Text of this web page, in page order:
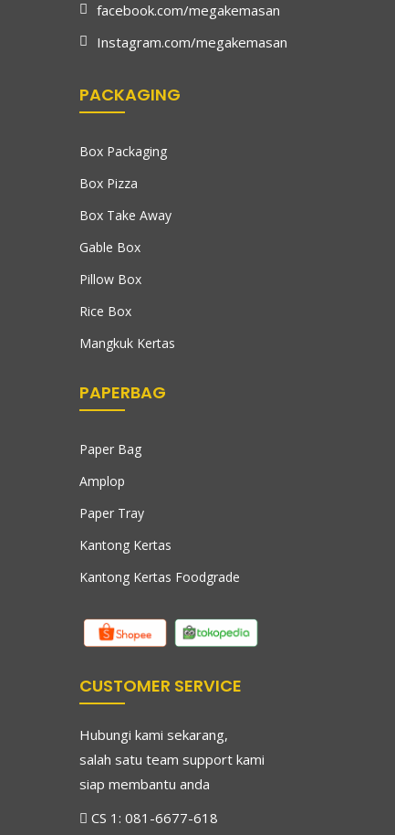
facebook.com/megakemasan
Instagram.com/megakemasan
PACKAGING
Box Packaging
Box Pizza
Box Take Away
Gable Box
Pillow Box
Rice Box
Mangkuk Kertas
PAPERBAG
Paper Bag
Amplop
Paper Tray
Kantong Kertas
Kantong Kertas Foodgrade
CUSTOMER SERVICE
Hubungi kami sekarang,
salah satu team support kami
siap membantu anda
CS 1: 081-6677-618